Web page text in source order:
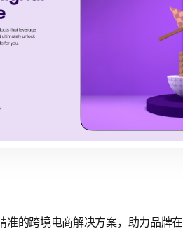
的跨境电商解决方案，助力品牌在